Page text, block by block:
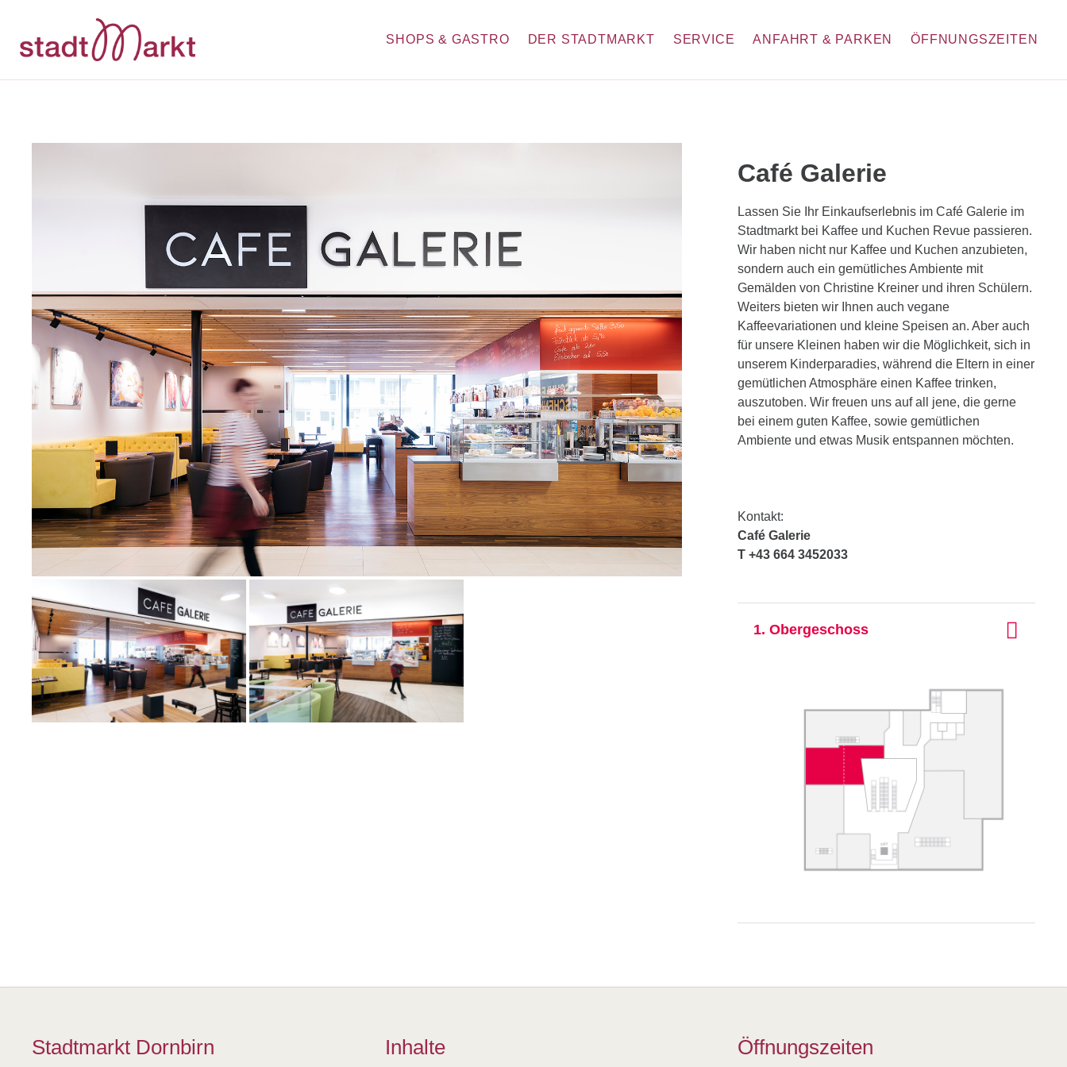
SHOPS & GASTRO DER STADTMARKT SERVICE ANFAHRT & PARKEN ÖFFNUNGSZEITEN
Café Galerie
Lassen Sie Ihr Einkaufserlebnis im Café Galerie im
Stadtmarkt bei Kaffee und Kuchen Revue passieren.
Wir haben nicht nur Kaffee und Kuchen anzubieten,
sondern auch ein gemütliches Ambiente mit
Gemälden von Christine Kreiner und ihren Schülern.
Weiters bieten wir Ihnen auch vegane
Kaffeevariationen und kleine Speisen an. Aber auch
für unsere Kleinen haben wir die Möglichkeit, sich in
unserem Kinderparadies, während die Eltern in einer
gemütlichen Atmosphäre einen Kaffee trinken,
auszutoben. Wir freuen uns auf all jene, die gerne
bei einem guten Kaffee, sowie gemütlichen
Ambiente und etwas Musik entspannen möchten.
Kontakt:
Café Galerie
T +43 664 3452033
1. Obergeschoss
Stadtmarkt Dornbirn Inhalte Öffnungszeiten